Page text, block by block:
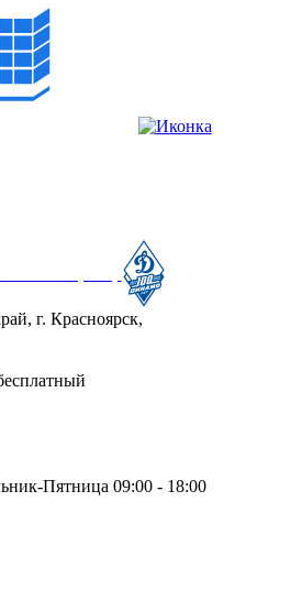
г. Красноярск,
Пятница 09:00 - 18:00